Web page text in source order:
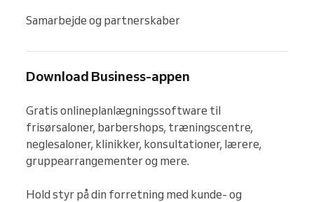
Samarbejde og partnerskaber
Download Business-appen
Gratis onlineplanlægningssoftware til
frisørsaloner, barbershops, træningscentre,
neglesaloner, klinikker, konsultationer, lærere,
gruppearrangementer og mere.
Hold styr på din forretning med kunde- og